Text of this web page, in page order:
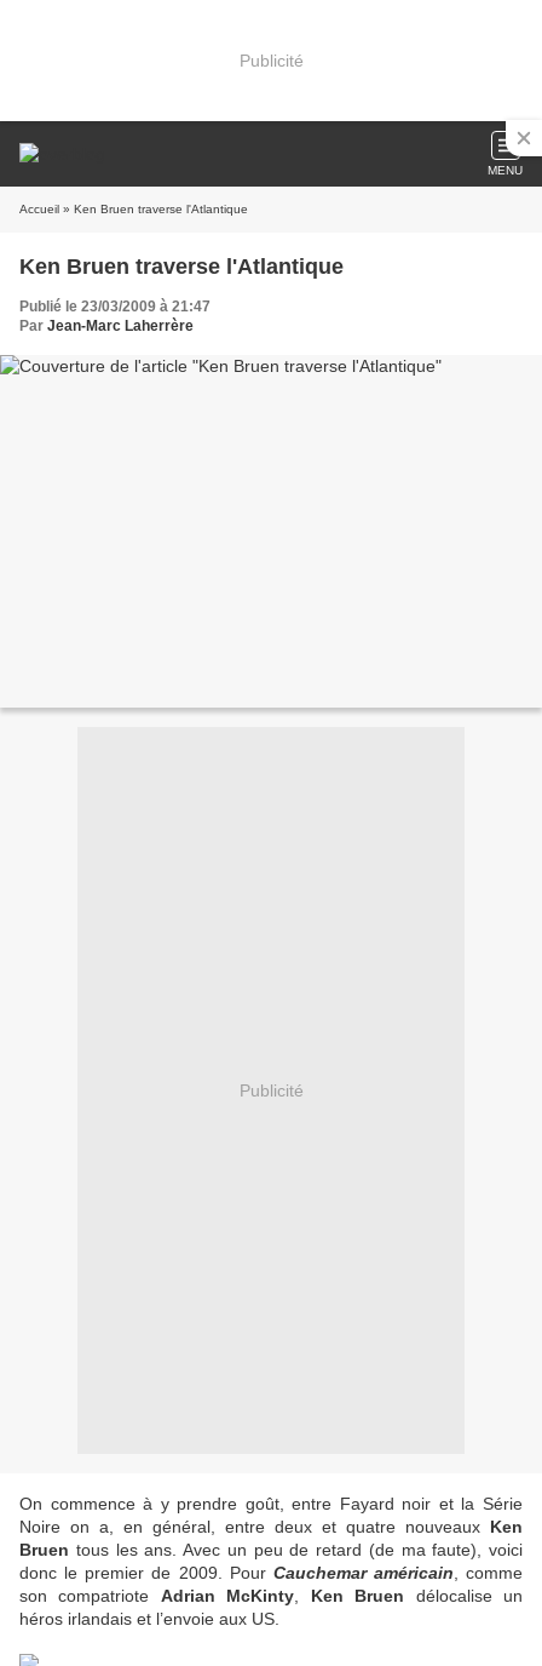
Publicité
MENU
Accueil » Ken Bruen traverse l'Atlantique
Ken Bruen traverse l'Atlantique
Publié le 23/03/2009 à 21:47
Par Jean-Marc Laherrère
Publicité
On commence à y prendre goût, entre Fayard noir et la Série
Noire on a, en général, entre deux et quatre nouveaux Ken
Bruen tous les ans. Avec un peu de retard (de ma faute), voici
donc le premier de 2009. Pour Cauchemar américain , comme
son compatriote Adrian McKinty Ken Bruen délocalise un
héros irlandais et l’envoie aux US.